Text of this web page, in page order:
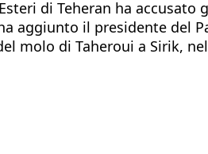
di Teheran ha
aggiunto il presidente del
molo di Taheroui a Sirik,